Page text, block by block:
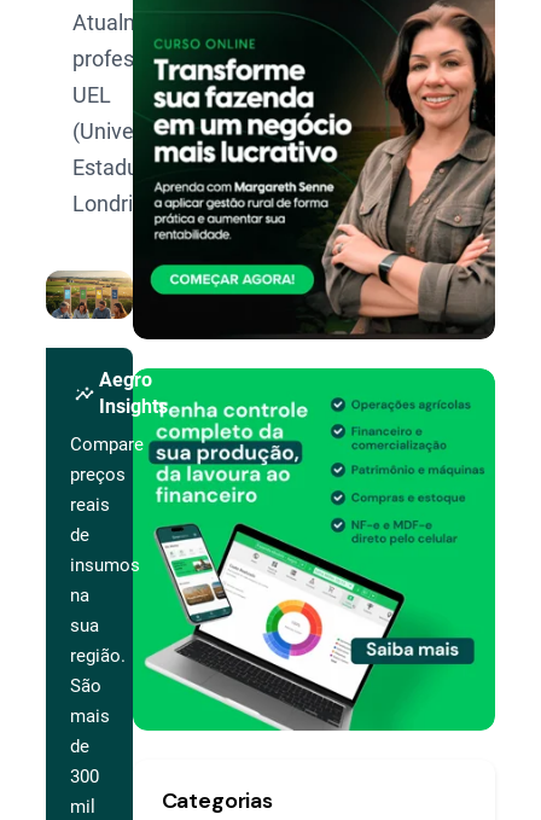
Atualmente
professora da
UEL
(Universidade
Estadual de
Londrina).
insights
Aegro
Insights
Compare
preços
reais
de
insumos
na
sua
região.
São
mais
de
300
mil
Categorias